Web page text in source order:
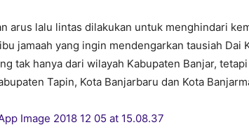
arus lalu lintas dilakukan untuk menghindari
jamaah yang ingin mendengarkan tausiah Dai
tak hanya dari wilayah Kabupaten Banjar,
Tapin, Kota Banjarbaru dan Kota